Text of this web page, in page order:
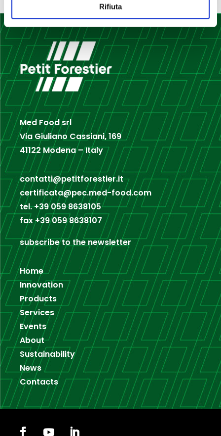
Rifiuta
Med Food srl
Via Giuliano Cassiani, 169
41122 Modena – Italy
contatti@petitforestier.it
certificata@pec.med-food.com
tel.+39 059 8638105
fax+39 059 8638107
subscribe to the newsletter
Home
Innovation
Products
Services
Events
About
Sustainability
News
Contacts